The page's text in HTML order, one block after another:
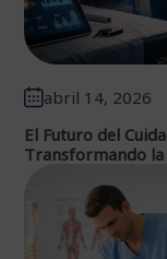
abril 14, 2026
El Futuro del
Transformando